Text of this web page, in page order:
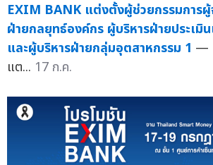
EXIM BANK แต่งตั้งผู้ช่วยกรรมการผู้
ฝ่ายกลยุทธ์องค์กร ผู้บริหารฝ่ายประเมิ
และผู้บริหารฝ่ายกลุ่มอุตสาหกรรม 1 —
แต... 17 ก.ค.